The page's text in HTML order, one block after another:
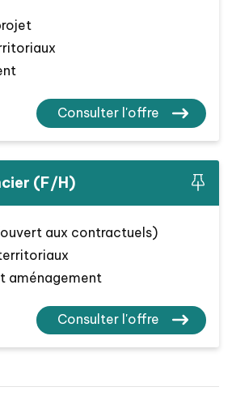
Consulter l'offre
(F/H)
aux contractuels)
aménagement
Consulter l'offre